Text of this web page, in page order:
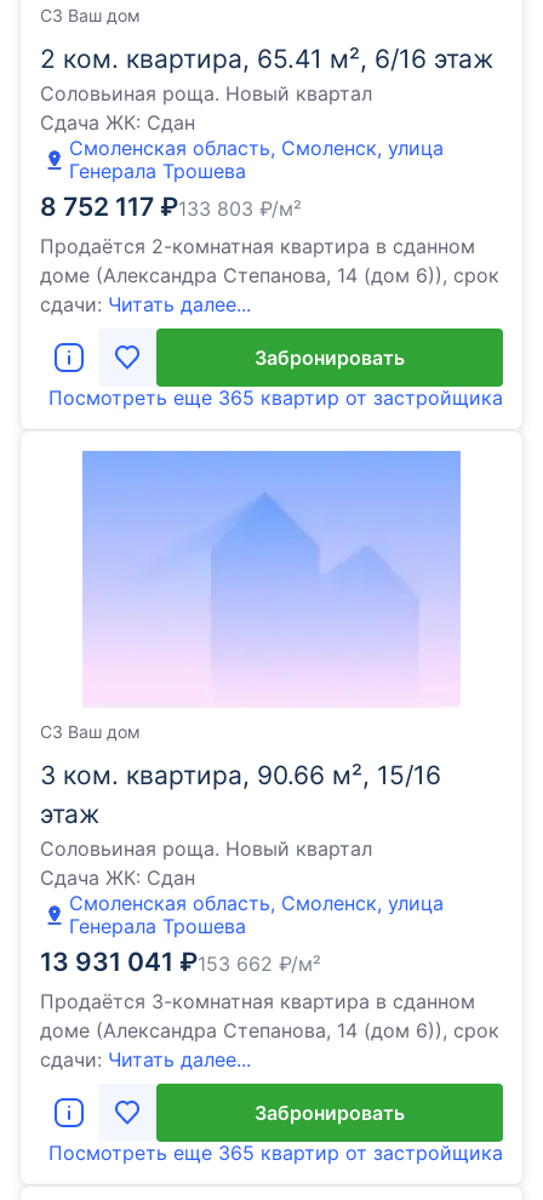
2 ком. квартира, 65.41 м², 6/16 этаж
Соловьиная роща. Новый квартал
Сдача ЖК: Сдан
Смоленская область, Смоленск, улица
Генерала Трошева
8 752 117 ₽133 803 ₽/м²
Продаётся 2-комнатная квартира в сданном
доме (Александра Степанова, 14 (дом 6)), срок
сдачи: Читать далее...
СЗ Ваш дом
Забронировать
Посмотреть еще 365 квартир от застройщика
3 ком. квартира, 90.66 м², 15/16
этаж
Соловьиная роща. Новый квартал
Сдача ЖК: Сдан
Смоленская область, Смоленск, улица
Генерала Трошева
13 931 041 ₽153 662 ₽/м²
Продаётся 3-комнатная квартира в сданном
доме (Александра Степанова, 14 (дом 6)), срок
сдачи: Читать далее...
СЗ Ваш дом
Забронировать
Посмотреть еще 365 квартир от застройщика